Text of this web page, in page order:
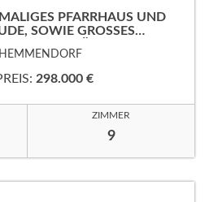
PFARRHAUS UND
SOWIE GROSSES
298.000 €
ZIMMER
9